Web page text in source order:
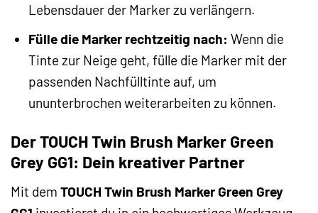
Lebensdauer der Marker zu verlängern.
Fülle die Marker rechtzeitig nach: Wenn die
Tinte zur Neige geht, fülle die Marker mit der
passenden Nachfülltinte auf, um
ununterbrochen weiterarbeiten zu können.
Der TOUCH Twin Brush Marker Green
Grey GG1: Dein kreativer Partner
Mit dem TOUCH Twin Brush Marker Green Grey